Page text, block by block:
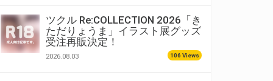
ツクル Re:COLLECTION 2026「き
ただりょうま」イラスト展グッズ
受注再販決定！
2026.08.03 106 Views